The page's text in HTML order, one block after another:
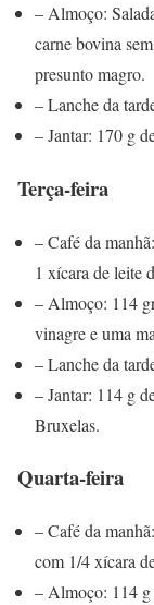
– Almoço:
carne bovina
presunto magro.
– Lanche da
– Jantar: 170 g
Terça-feira
– Café da
1 xícara de leite
– Almoço: 114
vinagre e uma
– Lanche da
– Jantar: 114 g
Bruxelas.
Quarta-feira
– Café da
com 1/4 xícara
– Almoço: 114 g